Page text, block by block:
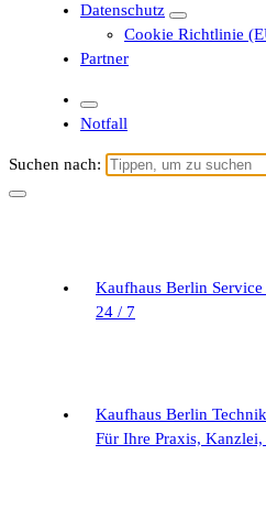
Datenschutz
Cookie Richtlinie
Partner
Notfall
Suchen nach:
Kaufhaus Berlin
24 / 7
Kaufhaus Berlin
Für Ihre Praxis,